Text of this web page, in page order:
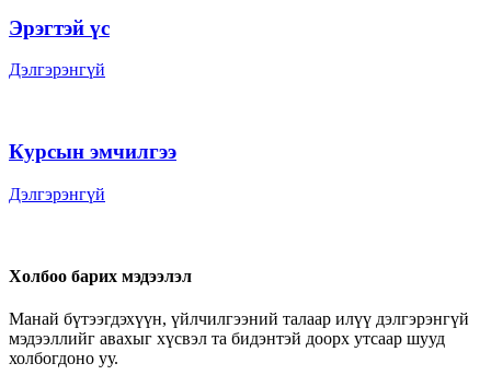
Эрэгтэй үс
Дэлгэрэнгүй
Курсын эмчилгээ
Дэлгэрэнгүй
Холбоо барих мэдээлэл
Манай бүтээгдэхүүн, үйлчилгээний талаар илүү дэлгэрэнгүй
мэдээллийг авахыг хүсвэл та бидэнтэй доорх утсаар шууд
холбогдоно уу.